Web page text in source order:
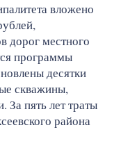
вложено
дорог местного
программы
десятки
скважины,
пять лет траты
района